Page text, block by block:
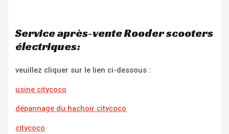
Service après-vente Rooder scooters
électriques:
veuillez cliquer sur le lien ci-dessous :
usine citycoco
dépannage du hachoir citycoco
citycoco